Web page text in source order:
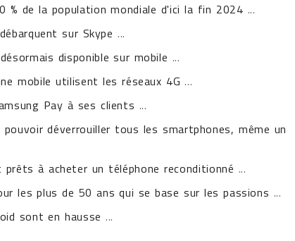
% de la population mondiale d'ici la fin 2024 ...
sur Skype ...
disponible sur mobile ...
mobile utilisent les réseaux 4G ...
Pay à ses clients ...
déverrouiller tous les smartphones, même un
à acheter un téléphone reconditionné ...
les plus de 50 ans qui se base sur les passions ...
sont en hausse ...